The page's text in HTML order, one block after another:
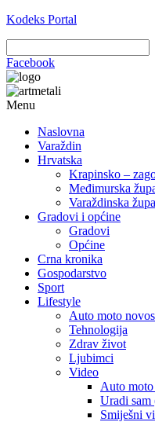
Kodeks Portal
Facebook
Menu
Naslovna
Varaždin
Hrvatska
Krapinsko –
Međimurska
Varaždinska
Gradovi i općine
Gradovi
Općine
Crna kronika
Gospodarstvo
Sport
Lifestyle
Auto moto
Tehnologija
Zdrav život
Ljubimci
Video
Auto
Uradi
Smiješni